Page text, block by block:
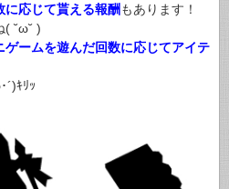
に応じて貰える報酬もあります！
( ˘ω˘ )
ゲームを遊んだ回数に応じてアイテ
´)ｷﾘｯ